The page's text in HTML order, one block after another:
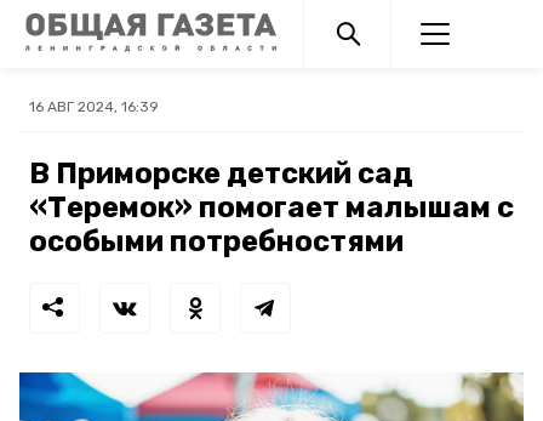
16 АВГ 2024, 16:39
В Приморске детский сад
«Теремок» помогает малышам с
особыми потребностями